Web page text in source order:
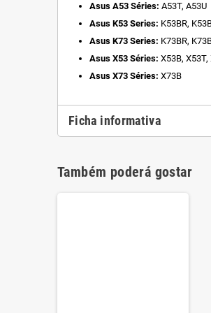
Asus A53 Séries: A53T, A53U
Asus K53 Series: K53BR,
Asus K73 Series: K73BR,
Asus X53 Séries: X53B, X53T,
Asus X73 Séries: X73B
Ficha informativa
Também poderá gostar